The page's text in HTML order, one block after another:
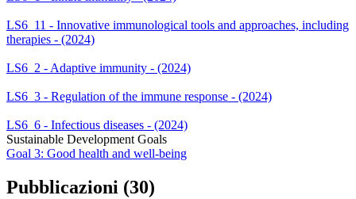
LS6_11 - Innovative immunological tools and approaches, including
therapies - (2024)
LS6_2 - Adaptive immunity - (2024)
LS6_3 - Regulation of the immune response - (2024)
LS6_6 - Infectious diseases - (2024)
Sustainable Development Goals
Goal 3: Good health and well-being
Pubblicazioni (30)